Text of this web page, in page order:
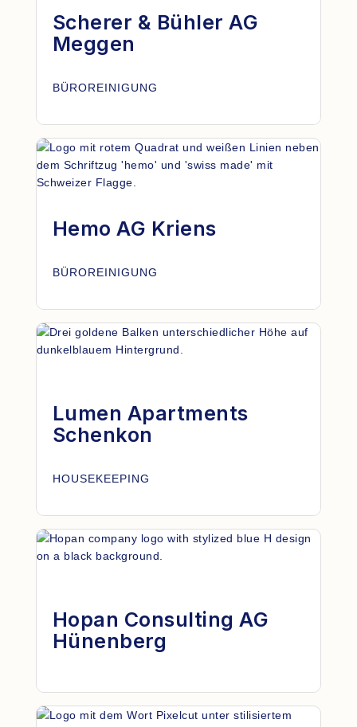
Scherer & Bühler AG
Meggen
BÜROREINIGUNG
Hemo AG Kriens
BÜROREINIGUNG
Lumen Apartments
Schenkon
HOUSEKEEPING
Hopan Consulting AG
Hünenberg